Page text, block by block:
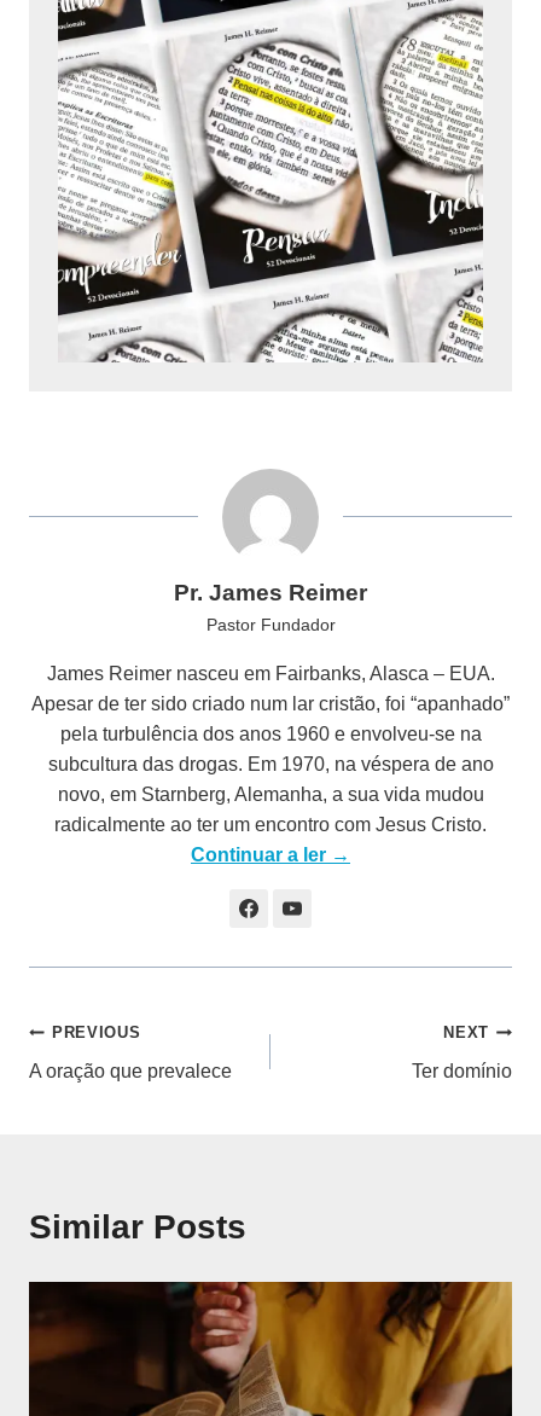
Pr. James Reimer
Pastor Fundador
James Reimer nasceu em Fairbanks, Alasca – EUA.
Apesar de ter sido criado num lar cristão, foi “apanhado”
pela turbulência dos anos 1960 e envolveu-se na
subcultura das drogas. Em 1970, na véspera de ano
novo, em Starnberg, Alemanha, a sua vida mudou
radicalmente ao ter um encontro com Jesus Cristo.
Continuar a ler →
Navegação
de
PREVIOUS
A oração que prevalece
NEXT
Ter domínio
Similar Posts